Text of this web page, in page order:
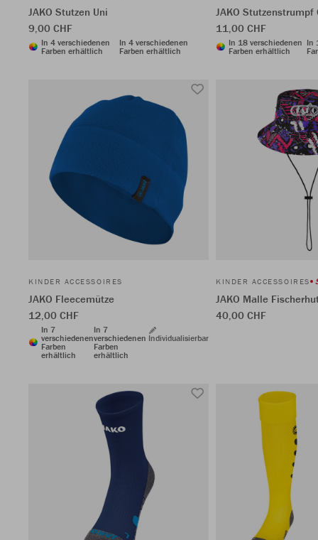
JAKO Stutzen Uni
9,00 CHF
In 4 verschiedenen
Farben erhältlich
In 4 verschiedenen
Farben erhältlich
JAKO Stutzenstrumpf
11,00 CHF
In 18 verschiedenen
Farben erhältlich
In
KINDER ACCESSOIRES
JAKO Fleecemütze
12,00 CHF
In 7
verschiedenen
Farben
erhältlich
In 7
verschiedenen
Farben
erhältlich
Individualisierbar
KINDER ACCESSOIRES
JAKO Malle
40,00 CHF